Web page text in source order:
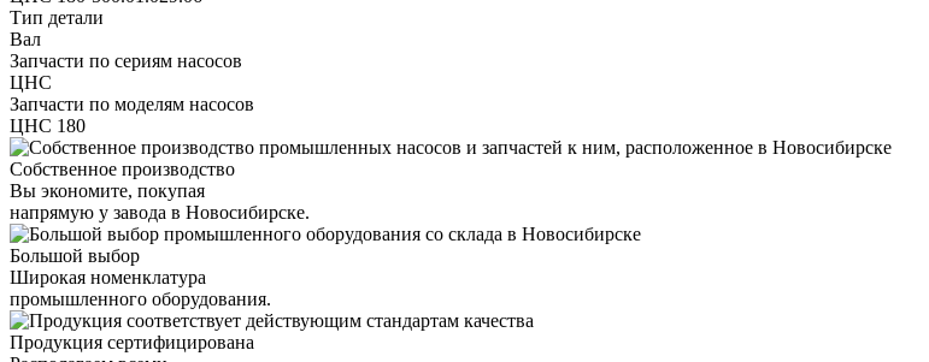
Тип детали
Вал
Запчасти по сериям насосов
ЦНС
Запчасти по моделям насосов
ЦНС 180
Собственное производство
Вы экономите, покупая
напрямую у завода в Новосибирске.
Большой выбор
Широкая номенклатура
промышленного оборудования.
Продукция сертифицирована